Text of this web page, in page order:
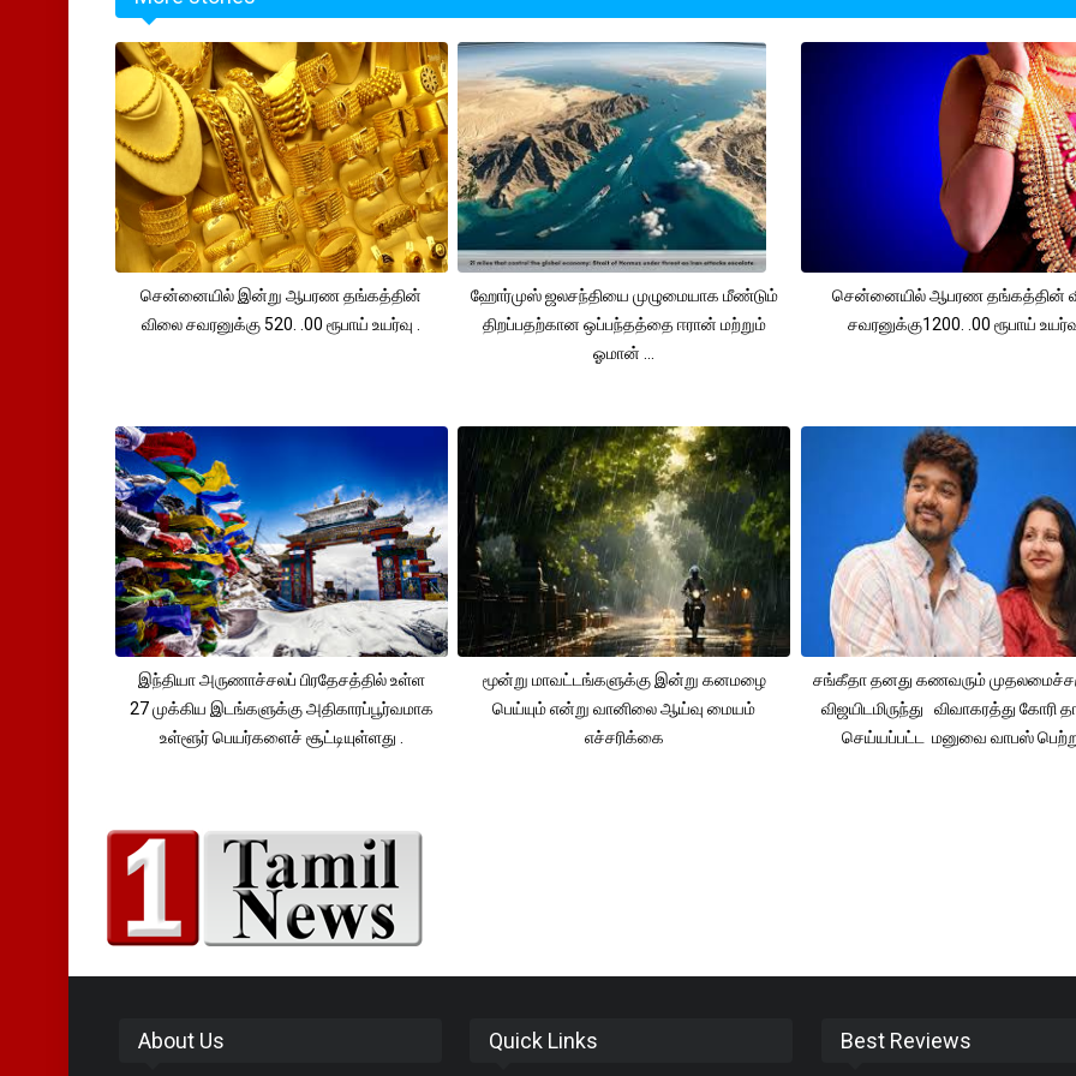
சென்னையில் இன்று ஆபரண தங்கத்தின்
விலை சவரனுக்கு 520. .00 ரூபாய் உயர்வு .
ஹோர்முஸ் ஜலசந்தியை முழுமையாக மீண்டும்
திறப்பதற்கான ஒப்பந்தத்தை ஈரான் மற்றும்
ஓமான் ...
சென்னையில் ஆபரண தங்கத்தின்
சவரனுக்கு1200. .00 ரூபாய்
இந்தியா அருணாச்சலப் பிரதேசத்தில் உள்ள
27 முக்கிய இடங்களுக்கு அதிகாரப்பூர்வமாக
உள்ளூர் பெயர்களைச் சூட்டியுள்ளது .
மூன்று மாவட்டங்களுக்கு இன்று கனமழை
பெய்யும் என்று வானிலை ஆய்வு மையம்
எச்சரிக்கை
சங்கீதா தனது கணவரும்
விஜயிடமிருந்து விவாகரத்து கோரி
செய்யப்பட்ட மனுவை வாபஸ்
About Us Quick Links Best Reviews